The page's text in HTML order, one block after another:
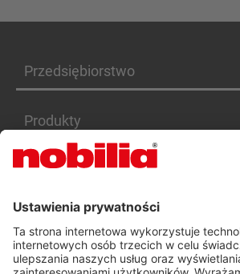
Przedsiębiorstwo
Produkty
Serwis
Kariera
DEKLARACJA DOSTĘPNOŚCI